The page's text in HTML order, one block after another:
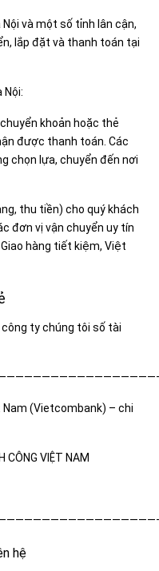
và một số tỉnh lân cận,
lắp đặt và thanh toán tại
Nội:
khoản hoặc thẻ
được thanh toán. Các
chọn lựa, chuyển đến nơi
thu tiền) cho quý khách
đơn vị vận chuyển uy tín
hàng tiết kiệm, Việt
ty chúng tôi số tài
Nam (Vietcombank) – chi
CÔNG VIỆT NAM
hệ